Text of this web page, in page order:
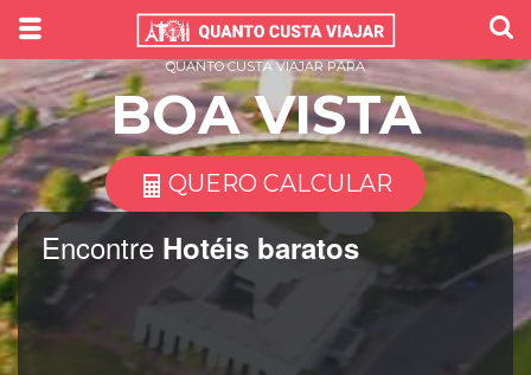
Encontre Hotéis baratos
QUANTO CUSTA VIAJAR PARA
BOA VISTA
QUERO CALCULAR